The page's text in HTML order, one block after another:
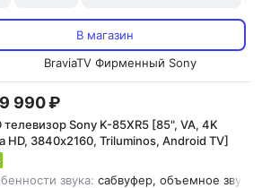
В магазин
BraviaTV Фирменный Sony
990 ₽
телевизор Sony K-85XR5 [85", VA, 4K
HD, 3840х2160, Triluminos, Android TV]
звука: сабвуфер, объемное